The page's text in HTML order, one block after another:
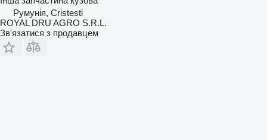
Румунія, Cristesti
ROYAL DRU AGRO S.R.L.
Зв'язатися з продавцем